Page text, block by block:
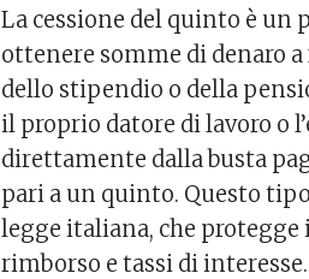
La cessione del quinto è un
ottenere somme di denaro
dello stipendio o della
il proprio datore di lavoro o
direttamente dalla busta
pari a un quinto. Questo
legge italiana, che
rimborso e tassi di interesse.